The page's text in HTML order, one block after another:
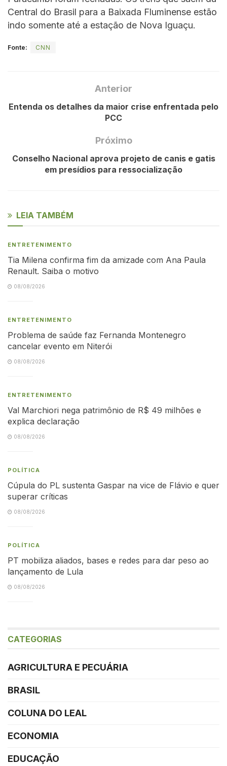
Central do Brasil para a Baixada Fluminense estão
indo somente até a estação de Nova Iguaçu.
Fonte: CNN
Anterior
Entenda os detalhes da maior crise enfrentada pelo
PCC
Próximo
Conselho Nacional aprova projeto de canis e gatis
em presídios para ressocialização
LEIA TAMBÉM
ENTRETENIMENTO
Tia Milena confirma fim da amizade com Ana Paula
Renault. Saiba o motivo
08/08/2026
ENTRETENIMENTO
Problema de saúde faz Fernanda Montenegro
cancelar evento em Niterói
08/08/2026
ENTRETENIMENTO
Val Marchiori nega patrimônio de R$ 49 milhões e
explica declaração
08/08/2026
POLÍTICA
Cúpula do PL sustenta Gaspar na vice de Flávio e quer
superar críticas
08/08/2026
POLÍTICA
PT mobiliza aliados, bases e redes para dar peso ao
lançamento de Lula
08/08/2026
CATEGORIAS
AGRICULTURA E PECUÁRIA
BRASIL
COLUNA DO LEAL
ECONOMIA
EDUCAÇÃO